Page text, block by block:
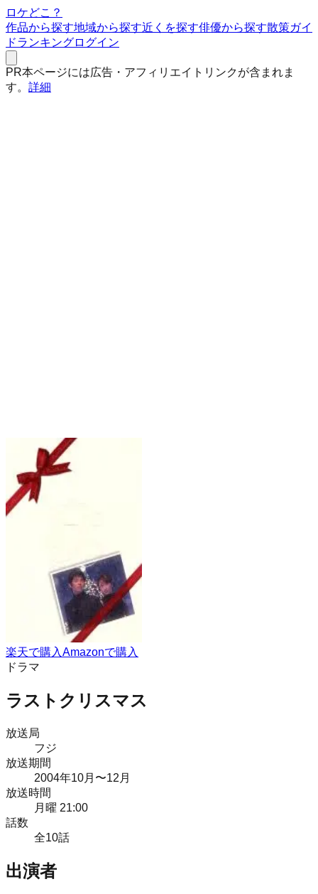
ロケどこ？
作品から探す地域から探す近くを探す俳優から探す散策ガイ
ドランキングログイン
PR本ページには広告・アフィリエイトリンクが含まれま
す。 詳細
楽天で購入Amazonで購入
ドラマ
ラストクリスマス
放送局
フジ
放送期間
2004年10月 〜12月
放送時間
月曜 21:00
話数
全10話
出演者